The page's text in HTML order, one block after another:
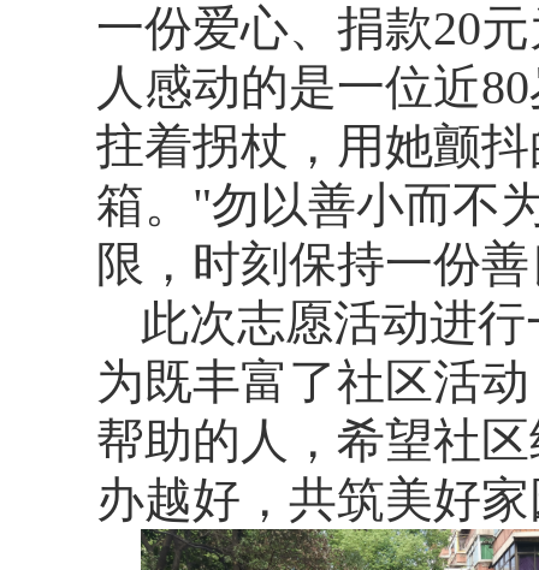
一份爱心、捐款20
人感动的是一位近
拄着拐杖，用她颤
箱。"勿以善小而不
限，时刻保持一份
此次志愿活动进
为既丰富了社区活
帮助的人，希望社
办越好，共筑美好